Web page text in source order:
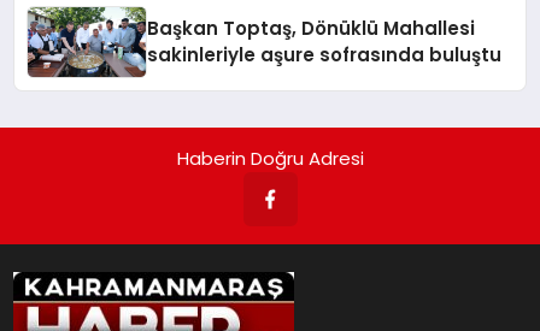
Başkan Toptaş, Dönüklü Mahallesi
sakinleriyle aşure sofrasında buluştu
Haberin Doğru Adresi